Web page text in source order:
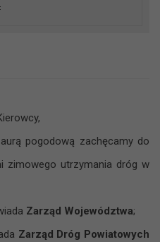
pogodową zachęcamy do
zimowego utrzymania dróg w
Zarząd Województwa;
Zarząd Dróg Powiatowych